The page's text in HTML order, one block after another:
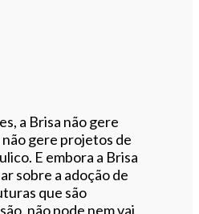
a Brisa não gere
não gere projetos de
E embora a Brisa
sobre a adoção de
que são
não pode nem vai